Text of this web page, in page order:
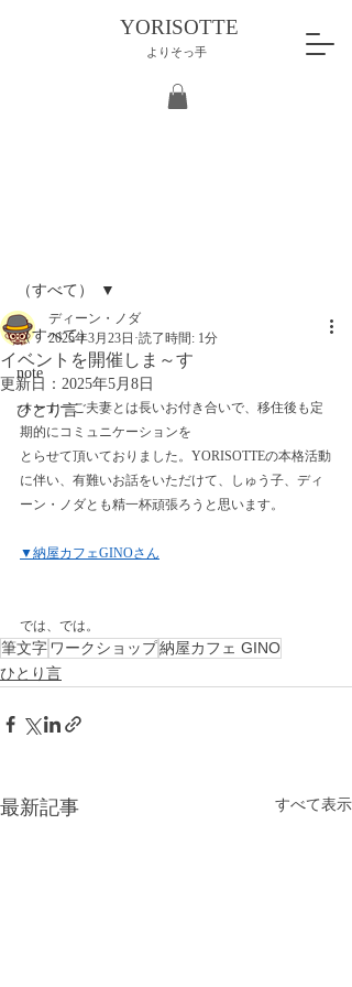
YORISOTTE
よりそっ手
（すべて）
note
ひとり言
（すべて）
イベントを開催しま～す
ディーン・ノダ
2025年3月23日 読了時間: 1分
更新日： 2025年5月8日
オーナーご夫妻とは長いお付き合いで、移住後も定
期的にコミュニケーションを
とらせて頂いておりました。YORISOTTEの本格活動
に伴い、有難いお話をいただけて、しゅう子、ディ
ーン・ノダとも精一杯頑張ろうと思います。
▼納屋カフェGINOさん
では、では。
筆文字 ワークショップ納屋カフェ GINO
ひとり言
最新記事 すべて表示